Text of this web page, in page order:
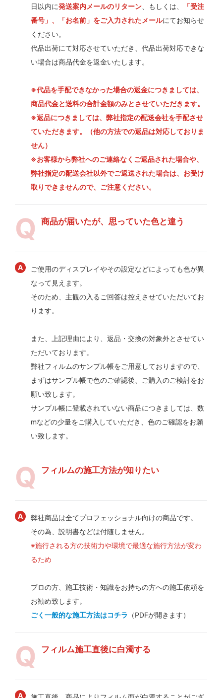
日以内に発送案内メールのリターン 、もしくは、
「受注
番号」、「お名前」をご入力されたメールにてお知らせ
ください。
代品出荷にて対応させていただき、代品出荷対応できな
い場合は商品代金を返金いたします。
※代品を手配できなかった場合の返金につきましては、
商品代金と送料の合計金額のみとさせていただきます。
※返品につきましては、弊社指定の配送会社を手配させ
ていただきます。（他の方法での返品は対応しておりま
せん）
※お客様から弊社へのご連絡なくご返品された場合や、
弊社指定の配送会社以外でご返送された場合は、お受け
取りできませんので、ご注意ください。
商品が届いたが、思っていた色と違う
ご使用のディスプレイやその設定などによっても色が異
なって見えます。
そのため、主観の入るご回答は控えさせていただいてお
ります。
また、上記理由により、返品・交換の対象外とさせてい
ただいております。
弊社フィルムのサンプル帳をご用意しておりますので、
まずはサンプル帳で色のご確認後、ご購入のご検討をお
願い致します。
サンプル帳に登載されていない商品につきましては、数
mなどの少量をご購入していただき、色のご確認をお願
い致します。
フィルムの施工方法が知りたい
弊社商品は全てプロフェッショナル向けの商品です。
その為、説明書などは付随しません。
※施行される方の技術力や環境で最適な施行方法が変わ
るため
プロの方、施工技術・知識をお持ちの方への施工依頼を
お勧め致します。
ごく一般的な施工方法はコチラ （PDFが開きます）
フィルム施工直後に白濁する